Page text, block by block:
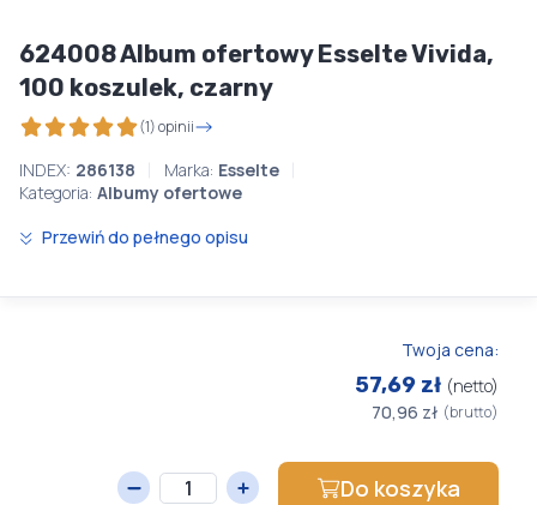
624008 Album ofertowy Esselte Vivida,
100 koszulek, czarny
(1) opinii
INDEX: 286138 Marka: Esselte
Kategoria: Albumy ofertowe
Przewiń do pełnego opisu
Twoja cena:
57,69 zł (netto)
70,96 zł (brutto)
Do koszyka